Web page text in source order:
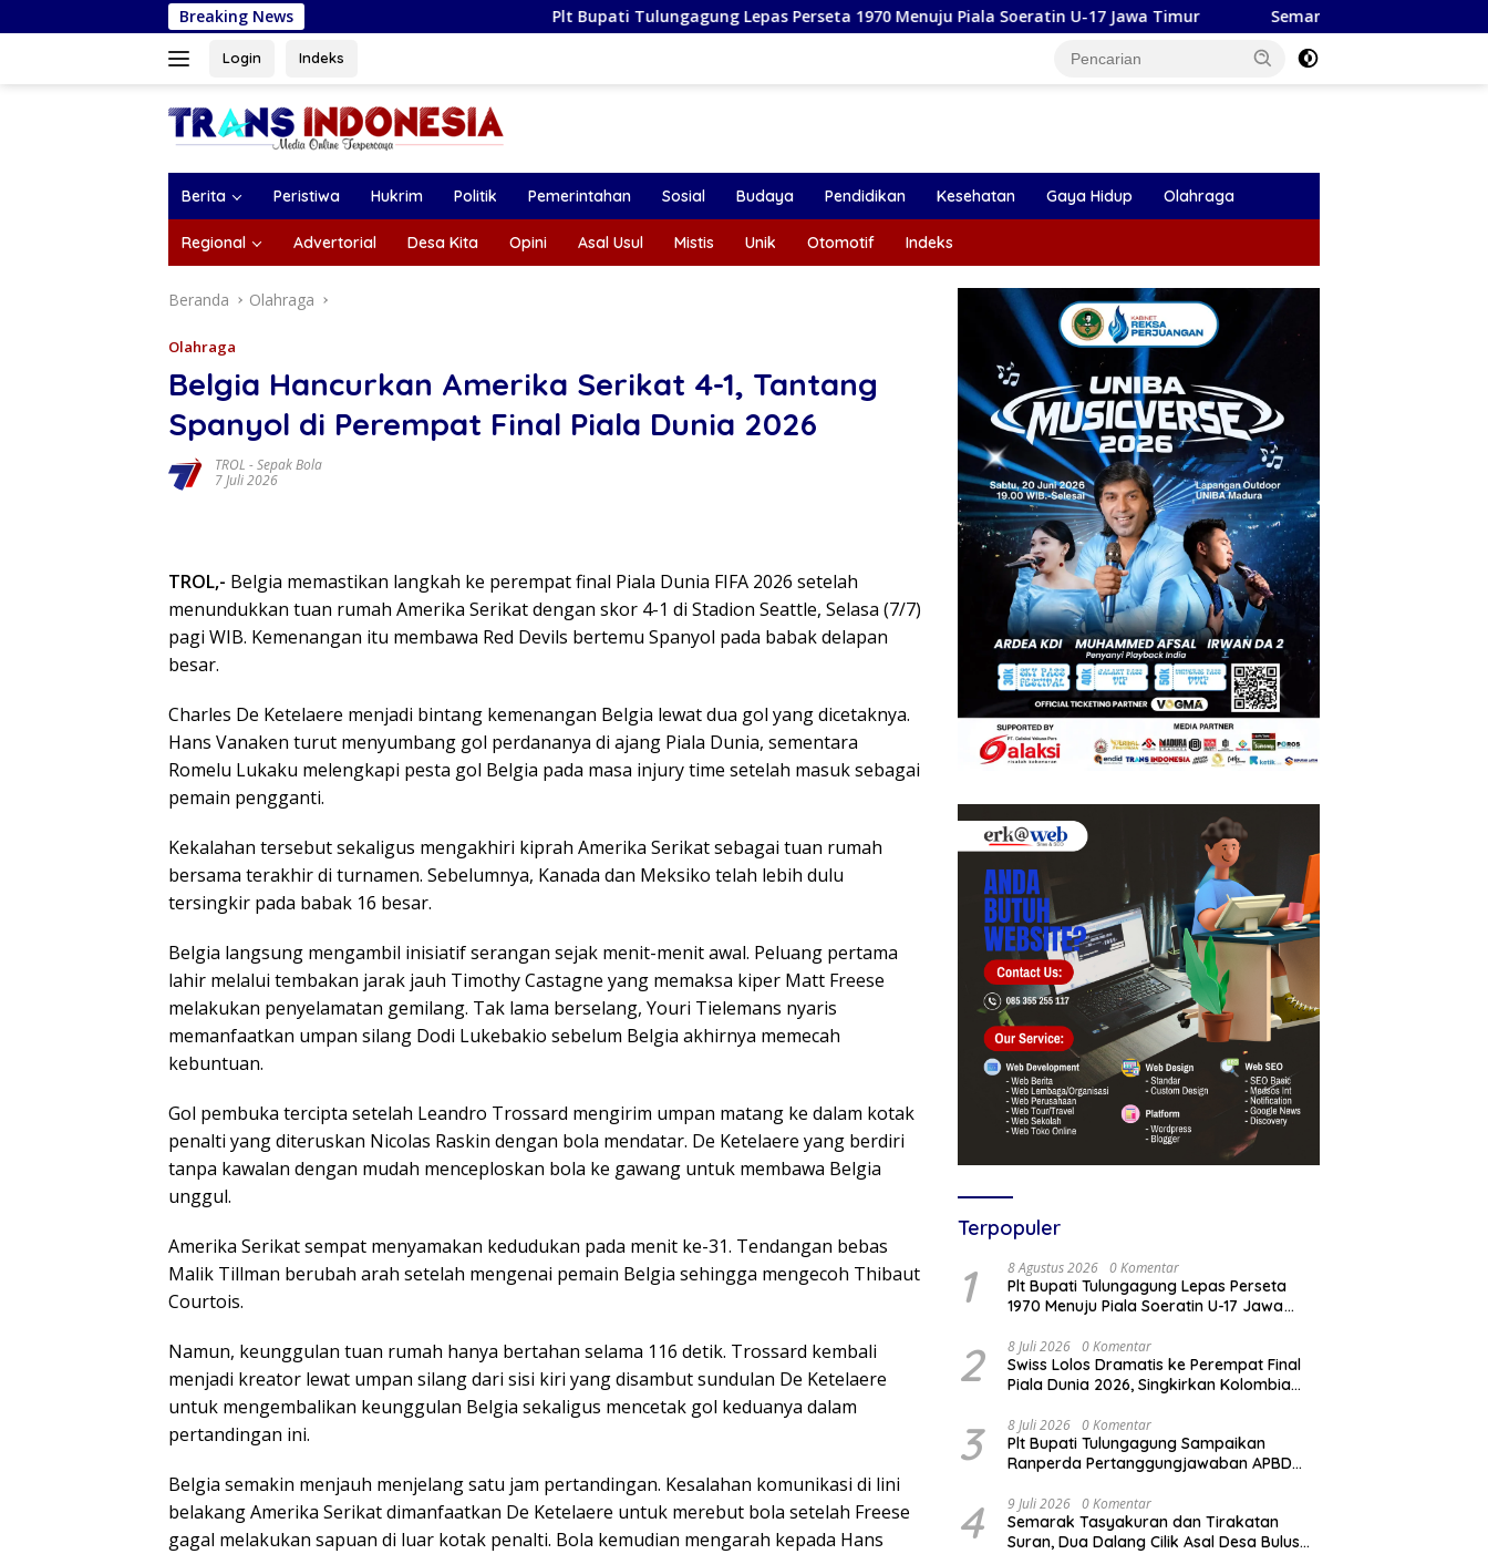
ke
Breaking News Plt Bupati Tulungagung Lepas Perseta 1970 Menuju Piala Soeratin U-17 Jawa Timur Semangat Kepanduan: Pramuka
Login Indeks
Berita Peristiwa Hukrim Politik Pemerintahan Sosial Budaya Pendidikan Kesehatan Gaya Hidup Olahraga
Regional Advertorial Desa Kita Opini Asal Usul Mistis Unik Otomotif Indeks
Beranda Olahraga
Olahraga
Belgia Hancurkan Amerika Serikat 4-1, Tantang
Spanyol di Perempat Final Piala Dunia 2026
TROL -Sepak Bola
7 Juli 2026
TROL,- Belgia memastikan langkah ke perempat final Piala Dunia FIFA 2026 setelah
menundukkan tuan rumah Amerika Serikat dengan skor 4-1 di Stadion Seattle, Selasa (7/7)
pagi WIB. Kemenangan itu membawa Red Devils bertemu Spanyol pada babak delapan
besar.
Charles De Ketelaere menjadi bintang kemenangan Belgia lewat dua gol yang dicetaknya.
Hans Vanaken turut menyumbang gol perdananya di ajang Piala Dunia, sementara
Romelu Lukaku melengkapi pesta gol Belgia pada masa injury time setelah masuk sebagai
pemain pengganti.
Kekalahan tersebut sekaligus mengakhiri kiprah Amerika Serikat sebagai tuan rumah
bersama terakhir di turnamen. Sebelumnya, Kanada dan Meksiko telah lebih dulu
tersingkir pada babak 16 besar.
Belgia langsung mengambil inisiatif serangan sejak menit-menit awal. Peluang pertama
lahir melalui tembakan jarak jauh Timothy Castagne yang memaksa kiper Matt Freese
melakukan penyelamatan gemilang. Tak lama berselang, Youri Tielemans nyaris
memanfaatkan umpan silang Dodi Lukebakio sebelum Belgia akhirnya memecah
kebuntuan.
Gol pembuka tercipta setelah Leandro Trossard mengirim umpan matang ke dalam kotak
penalti yang diteruskan Nicolas Raskin dengan bola mendatar. De Ketelaere yang berdiri
tanpa kawalan dengan mudah menceploskan bola ke gawang untuk membawa Belgia
unggul.
Amerika Serikat sempat menyamakan kedudukan pada menit ke-31. Tendangan bebas
Malik Tillman berubah arah setelah mengenai pemain Belgia sehingga mengecoh Thibaut
Courtois.
Namun, keunggulan tuan rumah hanya bertahan selama 116 detik. Trossard kembali
menjadi kreator lewat umpan silang dari sisi kiri yang disambut sundulan De Ketelaere
untuk mengembalikan keunggulan Belgia sekaligus mencetak gol keduanya dalam
pertandingan ini.
Belgia semakin menjauh menjelang satu jam pertandingan. Kesalahan komunikasi di lini
belakang Amerika Serikat dimanfaatkan De Ketelaere untuk merebut bola setelah Freese
gagal melakukan sapuan di luar kotak penalti. Bola kemudian mengarah kepada Hans
Terpopuler
1 8 Agustus 2026 0 Komentar
Plt Bupati Tulungagung Lepas Perseta
1970 Menuju Piala Soeratin U-17 Jawa
2 8 Juli 2026 0 Komentar
Swiss Lolos Dramatis ke Perempat Final
Piala Dunia 2026, Singkirkan Kolombia
3 8 Juli 2026 0 Komentar
Plt Bupati Tulungagung Sampaikan
Ranperda Pertanggungjawaban APBD
4 9 Juli 2026 0 Komentar
Semarak Tasyakuran dan Tirakatan
Suran, Dua Dalang Cilik Asal Desa Bulus